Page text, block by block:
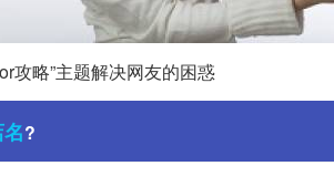
攻略”主题解决网友的困惑
?